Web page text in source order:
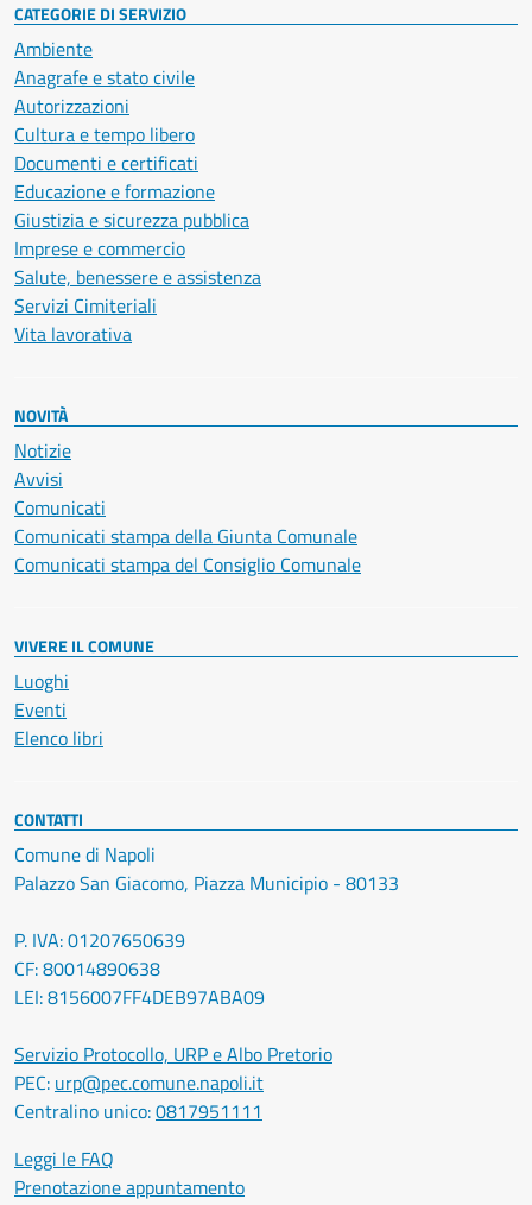
CATEGORIE DI SERVIZIO
Ambiente
Anagrafe e stato civile
Autorizzazioni
Cultura e tempo libero
Documenti e certificati
Educazione e formazione
Giustizia e sicurezza pubblica
Imprese e commercio
Salute, benessere e assistenza
Servizi Cimiteriali
Vita lavorativa
NOVITÀ
Notizie
Avvisi
Comunicati
Comunicati stampa della Giunta Comunale
Comunicati stampa del Consiglio Comunale
VIVERE IL COMUNE
Luoghi
Eventi
Elenco libri
CONTATTI
Comune di Napoli
Palazzo San Giacomo, Piazza Municipio - 80133
P. IVA: 01207650639
CF: 80014890638
LEI: 8156007FF4DEB97ABA09
Servizio Protocollo, URP e Albo Pretorio
PEC: urp@pec.comune.napoli.it
Centralino unico:0817951111
Leggi le FAQ
Prenotazione appuntamento